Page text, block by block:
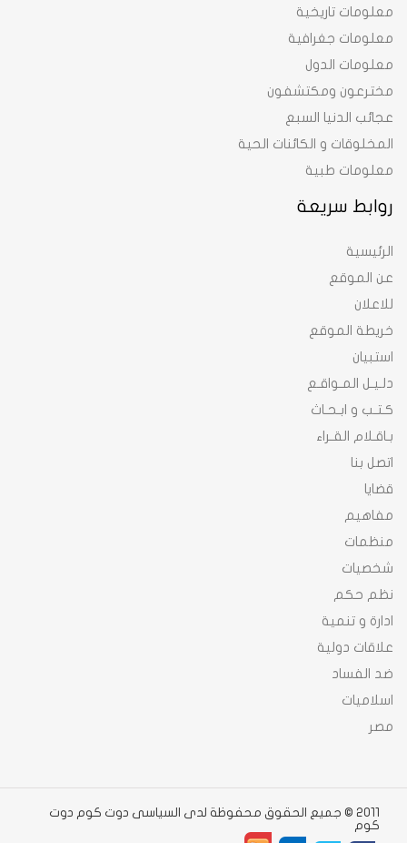
روابط سريعة
الرئيسية
عن الموقع
للاعلان
خريطة الموقع
استبيان
دلـيـل المـواقـع
كـتـب و ابـحـاث
بـاقـلام القـراء
اتصل بنا
قضايا
مفاهيم
منظمات
شخصيات
نظم حكم
ادارة و تنمية
علاقات دولية
ضد الفساد
اسلاميات
مصر
معلومات تاريخية
معلومات جغرافية
معلومات الدول
مخترعون ومكتشفون
عجائب الدنيا السبع
المخلوقات و الكائنات الحية
معلومات طبية
2011 © جميع الحقوق محفوظة لدى السياسى دوت كوم دوت
كوم